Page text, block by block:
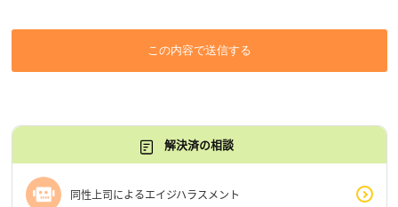
この内容で送信する
解決済の相談
同性上司によるエイジハラスメント